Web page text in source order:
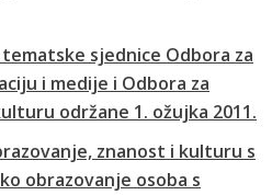
sjednice Odbora za
i medije i Odbora za
održane 1. ožujka 2011.
znanost i kulturu s
obrazovanje osoba s